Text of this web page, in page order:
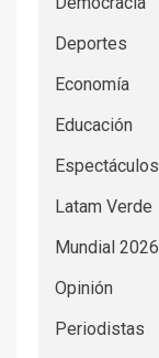
Deportes
Economía
Educación
Espectáculos
Latam Verde
Mundial 2026
Opinión
Periodistas